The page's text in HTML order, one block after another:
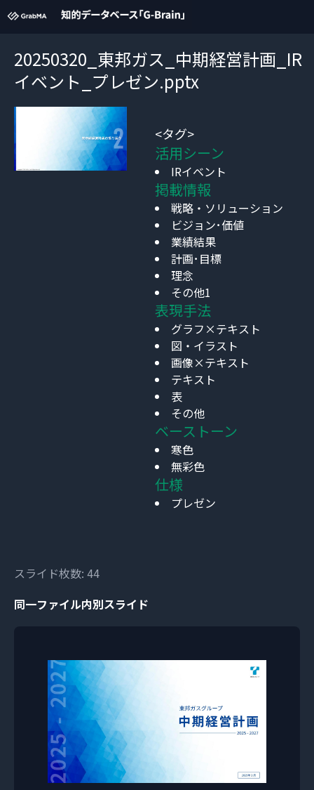
20250320_東邦ガス_中期経営計画_IR
イベント_プレゼン.pptx
<タグ>
活用シーン
IRイベント
掲載情報
戦略・ソリューション
ビジョン･価値
業績結果
計画･目標
理念
その他1
表現手法
グラフ×テキスト
図・イラスト
画像×テキスト
テキスト
表
その他
ベーストーン
寒色
無彩色
仕様
プレゼン
スライド枚数: 44
同一ファイル内別スライド